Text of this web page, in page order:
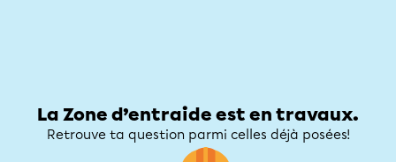
La Zone d’entraide est en travaux.
Retrouve ta question parmi celles déjà posées!